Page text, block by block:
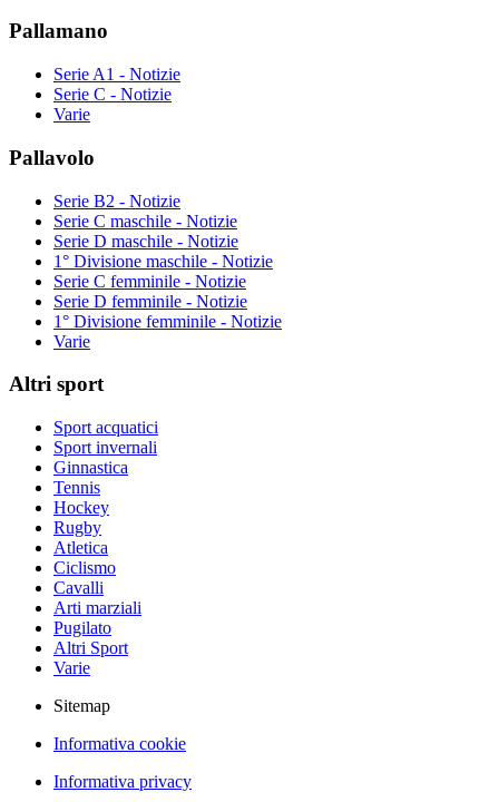
Pallamano
Serie A1 - Notizie
Serie C - Notizie
Varie
Pallavolo
Serie B2 - Notizie
Serie C maschile - Notizie
Serie D maschile - Notizie
1° Divisione maschile - Notizie
Serie C femminile - Notizie
Serie D femminile - Notizie
1° Divisione femminile - Notizie
Varie
Altri sport
Sport acquatici
Sport invernali
Ginnastica
Tennis
Hockey
Rugby
Atletica
Ciclismo
Cavalli
Arti marziali
Pugilato
Altri Sport
Varie
Sitemap
Informativa cookie
Informativa privacy